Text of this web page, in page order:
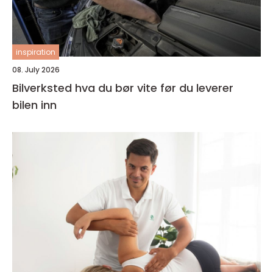
inspiration
08. July 2026
Bilverksted hva du bør vite før du leverer
bilen inn